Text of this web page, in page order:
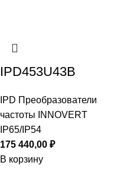
IPD453U43B
IPD Преобразователи
частоты INNOVERT
IP65/IP54
175 440,00 ₽
В корзину